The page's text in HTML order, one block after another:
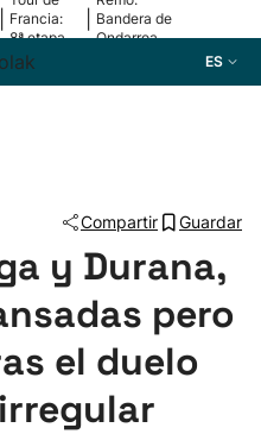
Francia:
8ª etapa
Bandera de
Ondarroa
ES
Compartir Guardar
y Durana,
pero
el duelo